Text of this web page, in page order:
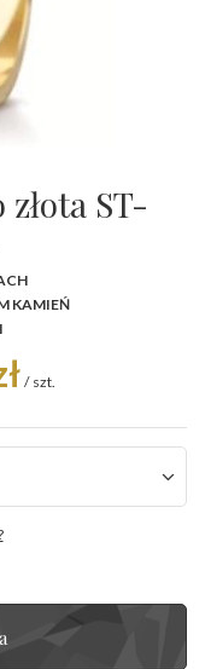
ST-
KAMIEŃ
/ szt.